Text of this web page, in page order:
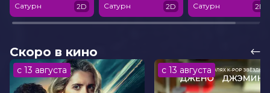
Сатурн
2D
Сатурн
2D
Сатурн
2D
Скоро в кино
с 13 августа с 13 августа